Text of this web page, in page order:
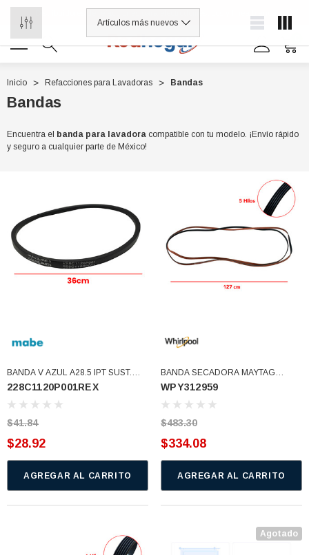
Inicio Refacciones para Lavadoras Bandas
Bandas
Encuentra el banda para lavadora compatible con tu modelo. ¡Envío rápido
y seguro a cualquier parte de México!
BANDA V AZUL A28.5 IPT SUST.
228C1120P001
(228C1120P001REX)
228C1120P001REX
$41.84
$28.92
AGREGAR AL CARRITO
BANDA SECADORA MAYTAG
MISMA 312959-JAS 63129590
WPY312959VP 3-12959
(WPY312959)
WPY312959
$483.30
$334.08
AGREGAR AL CARRITO
Agotado
7614